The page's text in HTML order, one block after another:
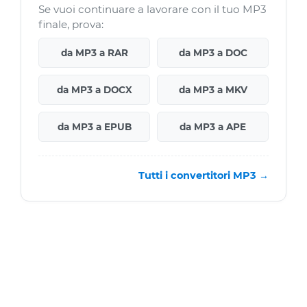
Se vuoi continuare a lavorare con il tuo MP3
finale, prova:
da MP3 a RAR da MP3 a DOC
da MP3 a DOCX da MP3 a MKV
da MP3 a EPUB da MP3 a APE
Tutti i convertitori MP3 →